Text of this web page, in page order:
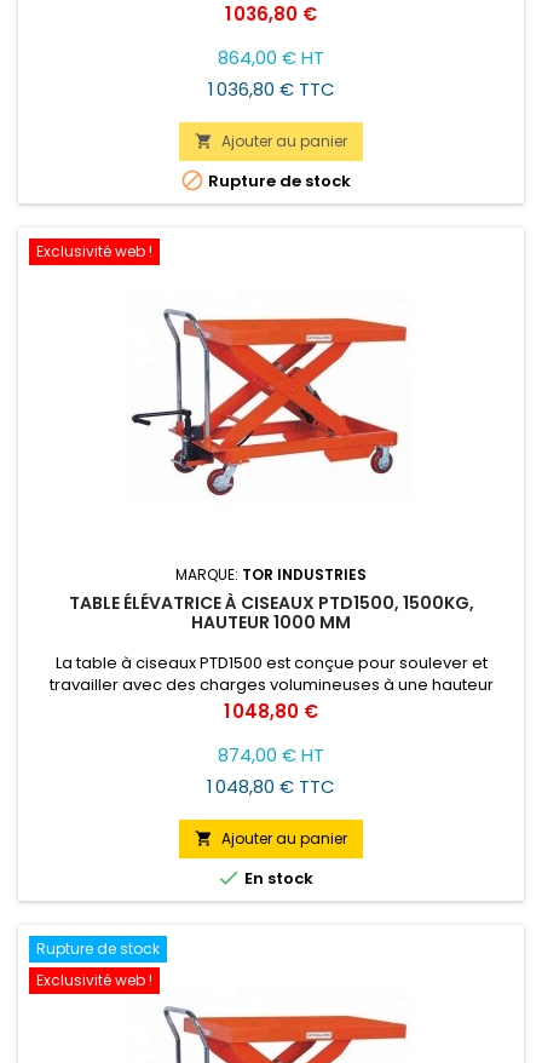
convenable pour l'opérateur ainsi que charger et décharger
Prix
1 036,80 €
864,00 € HT
1 036,80 € TTC
 Ajouter au panier
 Rupture de stock
Exclusivité web !
MARQUE: TOR INDUSTRIES
TABLE ÉLÉVATRICE À CISEAUX PTD1500, 1500KG,
HAUTEUR 1000 MM
La table à ciseaux PTD1500 est conçue pour soulever et
travailler avec des charges volumineuses à une hauteur
convenable pour l'opérateur ainsi que charger et décharger
les véhicules.
Prix
1 048,80 €
874,00 € HT
1 048,80 € TTC
 Ajouter au panier
 En stock
Rupture de stock
Exclusivité web !